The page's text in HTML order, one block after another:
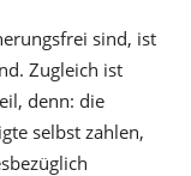
sind, ist
Zugleich ist
denn: die
selbst zahlen,